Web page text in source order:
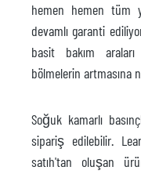
hemen hemen tüm
devamlı garanti
basit bakım
bölmelerin artmasına
Soğuk kamarlı
sipariş edilebilir.
satıh'tan oluşan